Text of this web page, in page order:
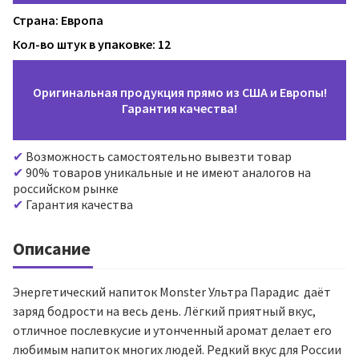
Страна: Европа
Кол-во штук в упаковке: 12
Оригинальная продукция прямо из США и Европы!
Гарантия качества!
Возможность самостоятельно вывезти товар
90% товаров уникальные и не имеют аналогов на
российском рынке
Гарантия качества
Описание
Энергетический напиток Monster Ультра Парадис даёт
заряд бодрости на весь день. Лёгкий приятный вкус,
отличное послевкусие и утонченный аромат делает его
любимым напиток многих людей. Редкий вкус для России